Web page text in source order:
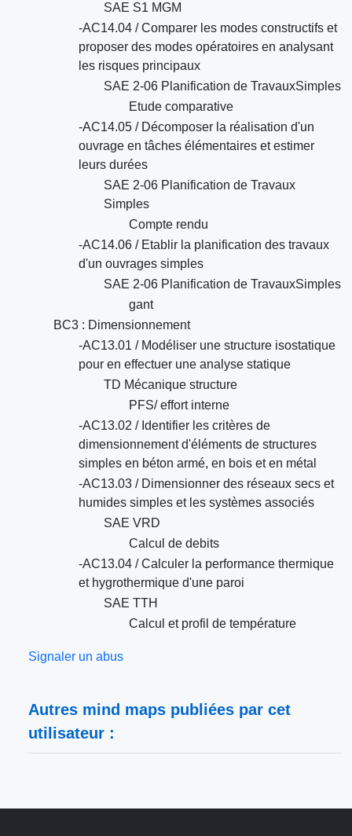
SAE S1 MGM
-AC14.04 / Comparer les modes constructifs et
proposer des modes opératoires en analysant
les risques principaux
SAE 2-06 Planification de TravauxSimples
Etude comparative
-AC14.05 / Décomposer la réalisation d'un
ouvrage en tâches élémentaires et estimer
leurs durées
SAE 2-06 Planification de Travaux
Simples
Compte rendu
-AC14.06 / Etablir la planification des travaux
d'un ouvrages simples
SAE 2-06 Planification de TravauxSimples
gant
BC3 : Dimensionnement
-AC13.01 / Modéliser une structure isostatique
pour en effectuer une analyse statique
TD Mécanique structure
PFS/ effort interne
-AC13.02 / Identifier les critères de
dimensionnement d'éléments de structures
simples en béton armé, en bois et en métal
-AC13.03 / Dimensionner des réseaux secs et
humides simples et les systèmes associés
SAE VRD
Calcul de debits
-AC13.04 / Calculer la performance thermique
et hygrothermique d'une paroi
SAE TTH
Calcul et profil de température
Signaler un abus
Autres mind maps publiées par cet
utilisateur :